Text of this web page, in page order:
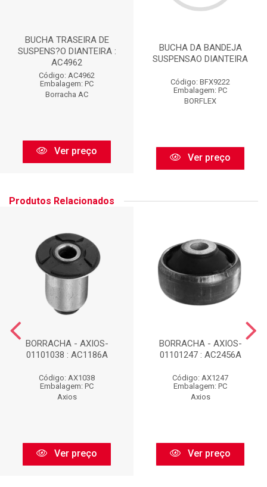
BUCHA TRASEIRA DE
SUSPENS?O DIANTEIRA :
AC4962
Código: AC4962
Embalagem: PC
Borracha AC
Ver preço
BUCHA DA BANDEJA
SUSPENSAO DIANTEIRA
Código: BFX9222
Embalagem: PC
BORFLEX
Ver preço
Produtos Relacionados
BORRACHA - AXIOS-
01101038 : AC1186A
Código: AX1038
Embalagem: PC
Axios
Ver preço
BORRACHA - AXIOS-
01101247 : AC2456A
Código: AX1247
Embalagem: PC
Axios
Ver preço